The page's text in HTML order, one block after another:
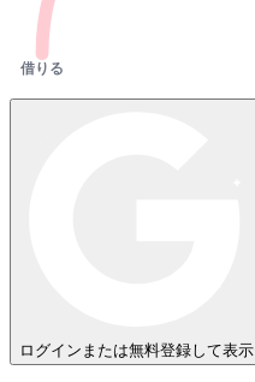
借りる
ログインまたは無料登録して表示